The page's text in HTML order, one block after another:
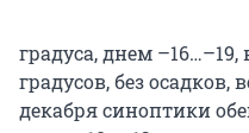
градуса, днем
градусов, без осадков,
декабря синоптики